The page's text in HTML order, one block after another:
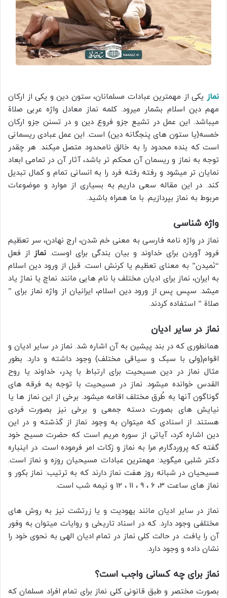
نماز یکی از مهمترین عبادات مسلمانان، ستون دین و یکی از ارکان
مهم دین اسلام بشمار میرود. کلمه نماز معادل واژه عربی صلاة
میباشد. این عمل در تشیع جزو فروع دین و در تسنن جزو ارکان
خمسه(یا ستون های پنجگانه دین) است. این عمل عبادی ریسمانی
است که بنده محدود را به خالق نامحدود متصل میکند. هر چقدر
توجه به نماز و ریسمان آن محکم تر باشد، آثار آن در تمامی ابعاد
نمایان تر میشود و رفته رفته فرد را به انسانی تمام و کمال تبدیل
کند. در این مقاله سعی داریم به بسیاری از موارد و موضوعات
مربوط به نماز بپردازیم. با ما همراه باشید.
واژه شناسی
نماز در واژه نامه فارسی به معنی خم شدن، ارج نهادن، سر تعظیم
فرود آوردن برای خداوند و بیان بندگی برای اوست. نماز از فعل
“نَمیدن” به معنای تعظیم یا کرنش است. قبل از ورود دین اسلام
به ایران، نماز برای ادیان مختلف با نام هایی مانند نماچ یا نماژ یاد
میشد. سپس پس از ورود دین اسلام، ایرانیان از واژه نماز برای ”
صلاة ” استفاده کردند.
نماز در سایر ادیان
همانطوری که در بند پیشین به آن اشاره شد. نماز در سایر ادیان و
اقوام(ولی با سبک و سیاقی مختلف) وجود داشته و دارد. بطور
مثال نماز در دین مسیحیت برای ارتباط با پدر، خداوند یا روح
القدس خوانده میشود. نماز در مسیحیت با توجه به فرقه های
گوناگون آنها به طُرق مختلف اقامه میشود. برخی از این نماز ها یا
نیایش های بصورت دسته جمعی و برخی نیز بصورت فردی
هستند. از اسنادی که میتوان به وجود نماز از گذشته و در این
دین اشاره کرد، آیاتی از سوره مریم است که حضرت مسیح خود
گفته که پروردگارم مرا به نماز و زکات امر فرموده است. در اینباره
دکتر شلبی میگوید: مهمترین عبادات مسیحیان روزه و نماز است.
مسیحیان در شبانه روز هفت نماز دارند که به ترتیب: نماز بکور و
نماز های ساعت 3، 6 ، 9 ، 11 ، 12 و نیمه شب است.
نماز در سایر ادیان مانند یهودیت و یا زرتشت نیز به روش های
مختلفی وجود دارد. که در اسناد تاریخی و روایات میتوان به وفور
آن را یافت. در حالت کلی نماز در تمام ادیان الهی به نحوی خود را
نشان داده و وجود دارد.
نماز برای چه کسانی واجب است؟
بصورت مختصر و طبق قانونی کلی نماز برای تمام افراد مسلمان که